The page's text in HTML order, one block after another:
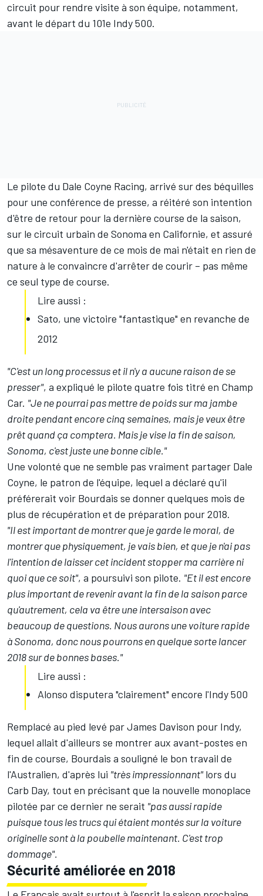
circuit pour rendre visite à son équipe, notamment,
avant le départ du 101e Indy 500.
Le pilote du Dale Coyne Racing, arrivé sur des béquilles
pour une conférence de presse, a réitéré son intention
d'être de retour pour la dernière course de la saison,
sur le circuit urbain de Sonoma en Californie, et assuré
que sa mésaventure de ce mois de mai n'était en rien de
nature à le convaincre d'arrêter de courir – pas même
ce seul type de course.
Lire aussi :
Sato, une victoire "fantastique" en revanche de
2012
"C'est un long processus et il n'y a aucune raison de se
presser", a expliqué le pilote quatre fois titré en Champ
Car. "Je ne pourrai pas mettre de poids sur ma jambe
droite pendant encore cinq semaines, mais je veux être
prêt quand ça comptera. Mais je vise la fin de saison,
Sonoma, c'est juste une bonne cible."
Une volonté que ne semble pas vraiment partager Dale
Coyne, le patron de l'équipe, lequel a déclaré qu'il
préférerait voir Bourdais se donner quelques mois de
plus de récupération et de préparation pour 2018.
"Il est important de montrer que je garde le moral, de
montrer que physiquement, je vais bien, et que je n'ai pas
l'intention de laisser cet incident stopper ma carrière ni
quoi que ce soit", a poursuivi son pilote. "Et il est encore
plus important de revenir avant la fin de la saison parce
qu'autrement, cela va être une intersaison avec
beaucoup de questions. Nous aurons une voiture rapide
à Sonoma, donc nous pourrons en quelque sorte lancer
2018 sur de bonnes bases."
Lire aussi :
Alonso disputera "clairement" encore l'Indy 500
Remplacé au pied levé par James Davison pour Indy,
lequel allait d'ailleurs se montrer aux avant-postes en
fin de course, Bourdais a souligné le bon travail de
l'Australien, d'après lui "très impressionnant"lors du
Carb Day, tout en précisant que la nouvelle monoplace
pilotée par ce dernier ne serait "pas aussi rapide
puisque tous les trucs qui étaient montés sur la voiture
originelle sont à la poubelle maintenant. C'est trop
dommage".
Sécurité améliorée en 2018